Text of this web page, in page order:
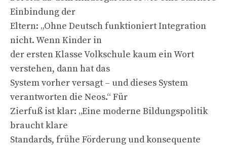
Einbindung der
Eltern: „Ohne Deutsch funktioniert Integration
nicht. Wenn Kinder in
der ersten Klasse Volkschule kaum ein Wort
verstehen, dann hat das
System vorher versagt – und dieses System
verantworten die Neos.“ Für
Zierfuß ist klar: „Eine moderne Bildungspolitik
braucht klare
Standards, frühe Förderung und konsequente